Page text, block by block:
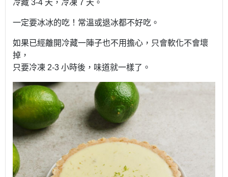
冷藏 3-4 天，冷凍 7 天。
一定要冰冰的吃！常溫或退冰都不好吃。
如果已經離開冷藏一陣子也不用擔心，只會軟化不會壞
掉，
只要冷凍 2-3 小時後，味道就一樣了。